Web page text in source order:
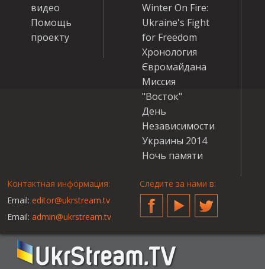
видео
Помощь
проекту
Winter On Fire:
Ukraine's Fight
for Freedom
Хронология
Євромайдана
Миссия
"Восток"
День
Независимости
Украины 2014
Ночь памяти
Контактная информация:
Email: editor@ukrstream.tv
Email: admin@ukrstream.tv
Следите за нами в:
FacebookYouTubeTwitter